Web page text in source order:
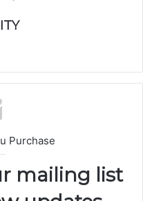
Purchase
mailing list